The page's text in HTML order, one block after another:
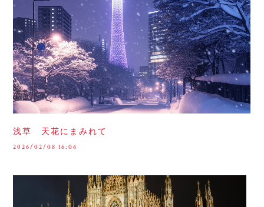
浅草 天花にまみれて
2026/02/08 16:06